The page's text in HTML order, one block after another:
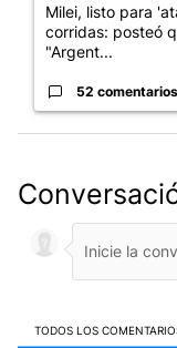
Milei, listo para
corridas: posteó
"Argent...
52 comentarios
TODOS LOS